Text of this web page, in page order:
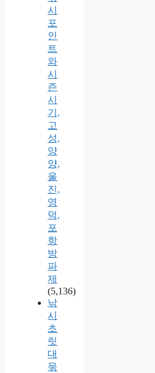
시
포
인
트
와
시
즌
시
기,
고
성,
양
양,
울
진,
영
덕,
포
항
방
파
제
(5,136)
낚
시
초
릿
대
묶